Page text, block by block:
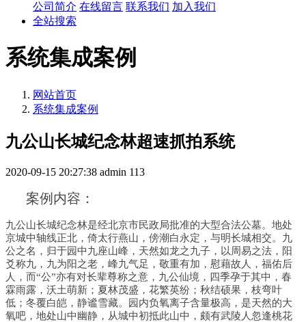
公司简介 在线留言 联系我们 加入我们
全站搜索
系统集成案例
网站首页
系统集成案例
九公山长城纪念林超速抓拍系统
2020-09-15 20:27:38 admin 113
案例内容：
九公山长城纪念林是经北京市民政局批准的大型合法公墓。地处
京城中轴线正北，倚太行燕山，傍潮白永定，与明长城相交。九
公之名，归于园中九座山峰，天然如龙之九子，以周易之法，阳
爻称九，九为阳之老，峰九气足，敬重有加，慰藉故人，福佑后
人，而“公”亦有对长辈尊称之意，九公仙境，四季孕于其中，春
霖雨露，沃土萌新；夏林茂盛，花繁英纷；秋结硕果，枝弯叶
低；冬覆白皑，静谧雪藏。园内负氧离子含量极高，是天然的大
氧吧，地处山中幽静，从城中初抵此山中，颇有武陵人忽逢桃花